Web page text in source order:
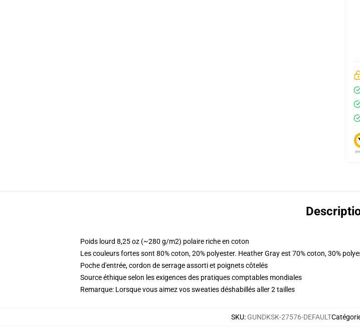
Poids lourd 8,25 oz (~280 g/m2) polaire riche en coton
Les couleurs fortes sont 80% coton, 20% polyester. Heather Gray est 70% coton, 30%
Poche d'entrée, cordon de serrage assorti et poignets côtelés
Source éthique selon les exigences des pratiques comptables mondiales
Remarque: Lorsque vous aimez vos sweaties déshabillés aller 2 tailles
SKU: GUNDKSK-27576-DEFAULT